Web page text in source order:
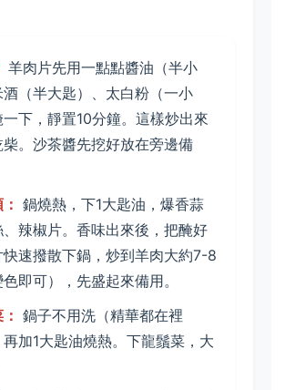
羊肉片先用一點點醬油（半小
酒（半大匙）、太白粉（一小
下，靜置10分鐘。這樣炒出來
。沙茶醬先挖好放在旁邊備
鍋燒熱，下1大匙油，爆香蒜
辣椒片。香味出來後，把醃好
快速撥散下鍋，炒到羊肉大約7-8
即可），先盛起來備用。
鍋子不用洗（精華都在裡
加1大匙油燒熱。下龍鬚菜，大